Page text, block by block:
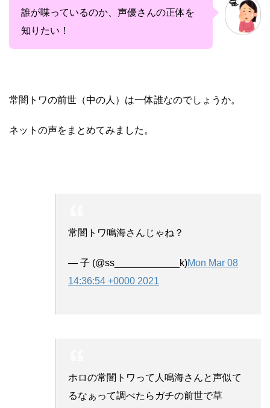
誰が喋っているのか、声優さんの正体を
知りたい！
常闇トワの前世（中の人）は一体誰なのでしょうか。
ネットの声をまとめてみました。
常闇トワ鳴海さんじゃね？
— 子 (@ss____________k)Mon Mar 08
14:36:54 +0000 2021
ホロの常闇トワって人鳴海さんと声似て
るなぁって調べたらガチの前世で草